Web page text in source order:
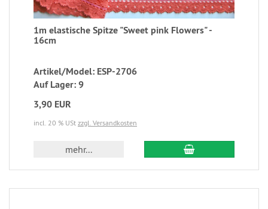
1m elastische Spitze "Sweet pink Flowers" -
16cm
Artikel/Model: ESP-2706
Auf Lager: 9
3,90 EUR
incl. 20 % USt zzgl. Versandkosten
mehr...